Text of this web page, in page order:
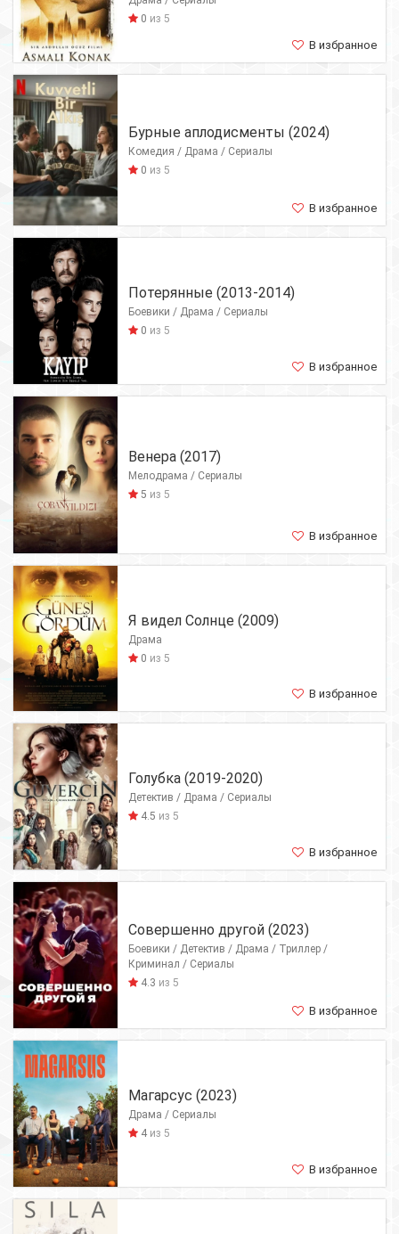
0 из 5
В избранное
Бурные аплодисменты (2024)
Комедия / Драма / Сериалы
0 из 5
В избранное
Потерянные (2013-2014)
Боевики / Драма / Сериалы
0 из 5
В избранное
Венера (2017)
Мелодрама / Сериалы
5 из 5
В избранное
Я видел Солнце (2009)
Драма
0 из 5
В избранное
Голубка (2019-2020)
Детектив / Драма / Сериалы
4.5 из 5
В избранное
Совершенно другой (2023)
Боевики / Детектив / Драма / Триллер /
Криминал / Сериалы
4.3 из 5
В избранное
Магарсус (2023)
Драма / Сериалы
4 из 5
В избранное